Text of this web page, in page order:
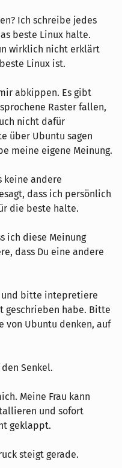
Ich schreibe jedes
beste Linux halte.
wirklich nicht erklärt
Linux ist.
abkippen. Es gibt
Raster fallen,
nicht dafür
über Ubuntu sagen
meine eigene Meinung.
keine andere
dass ich persönlich
die beste halte.
ich diese Meinung
dass Du eine andere
und bitte intepretiere
geschrieben habe. Bitte
von Ubuntu denken, auf
Senkel.
Meine Frau kann
und sofort
geklappt.
steigt gerade.